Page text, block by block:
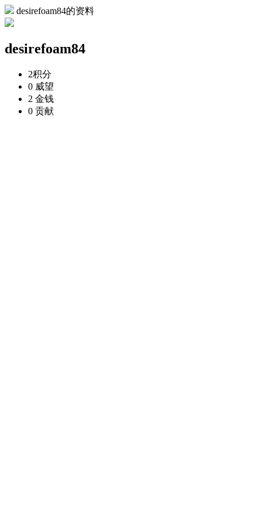
desirefoam84的资料
desirefoam84
2积分
0 威望
2 金钱
0 贡献